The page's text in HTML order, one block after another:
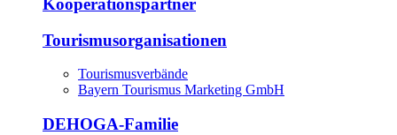
Kooperationspartner
Tourismusorganisationen
Tourismusverbände
Bayern Tourismus Marketing GmbH
DEHOGA-Familie